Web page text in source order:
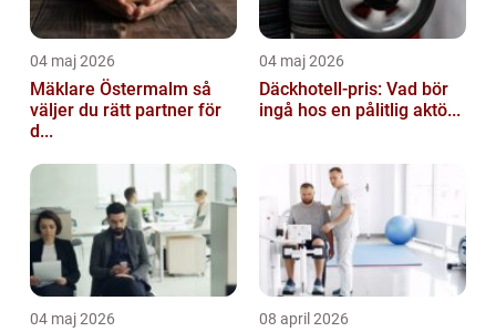
04 maj 2026
Mäklare Östermalm så
väljer du rätt partner för
d...
04 maj 2026
Däckhotell-pris: Vad bör
ingå hos en pålitlig aktö...
04 maj 2026 08 april 2026